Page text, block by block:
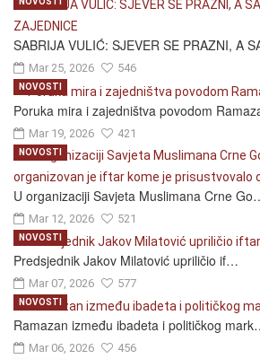
SABRIJA VULIĆ: SJEVER SE PRAZNI, A
Mar 25, 2026 546
Poruka mira i zajedništva povodom
Mar 19, 2026 421
NOVOSTI
U organizaciji Savjeta Muslimana Crne
Mar 12, 2026 521
NOVOSTI
Predsjednik Jakov Milatović upriličio if…
Mar 07, 2026 577
NOVOSTI
Ramazan između ibadeta i političkog
Mar 06, 2026 456
NOVOSTI